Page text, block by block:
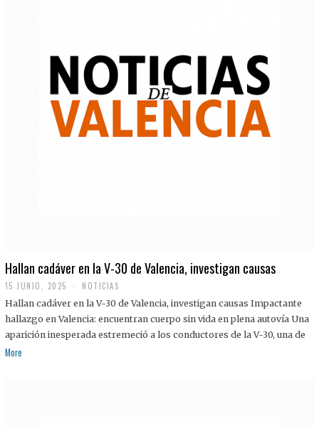
Hallan cadáver en la V-30 de Valencia, investigan causas
15 JUNIO, 2025 NOTICIAS
Hallan cadáver en la V-30 de Valencia, investigan causas Impactante
hallazgo en Valencia: encuentran cuerpo sin vida en plena autovía Una
aparición inesperada estremeció a los conductores de la V-30, una de
More